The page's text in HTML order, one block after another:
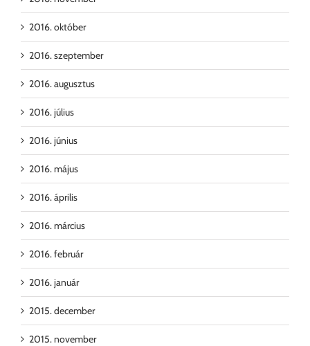
2016. október
2016. szeptember
2016. augusztus
2016. július
2016. június
2016. május
2016. április
2016. március
2016. február
2016. január
2015. december
2015. november